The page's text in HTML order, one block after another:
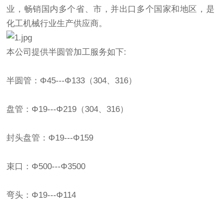
业，畅销国内多个省、市，并出口多个国家和地区，是
化工机械行业生产供应商。
本公司提供半圆管加工服务如下:
半圆管：Φ45---Φ133（304、316）
盘管：Φ19---Φ219（304、316）
封头盘管：Φ19---Φ159
束口：Φ500---Φ3500
弯头：Φ19---Φ114